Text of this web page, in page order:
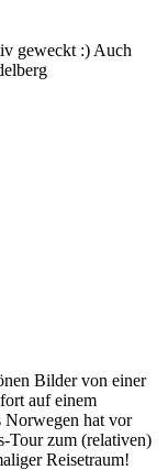
geweckt :) Auch
Bilder von einer
auf einem
Norwegen hat vor
Tour zum (relativen)
Reisetraum!